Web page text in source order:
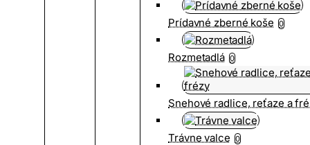
Prídavné zberné koše 0
Rozmetadlá 0
Snehové radlice, reťaze a
Trávne valce 0